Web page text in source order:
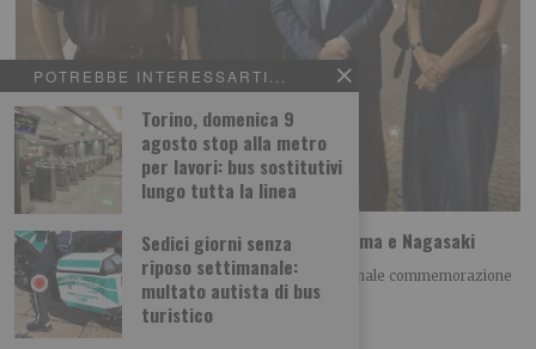
POTREBBE INTERESSARTI...
Torino, domenica 9
agosto stop alla metro
per lavori: bus sostitutivi
lungo tutta la linea
Sedici giorni senza
riposo settimanale:
multato autista di bus
turistico
A Torino il ricordo della tragedia di Hiroshima e Nagasaki
Giovedì 6 agosto alle h 21.00 si è tenuta la tradizionale commemorazione
della tragedia di Hiroshima